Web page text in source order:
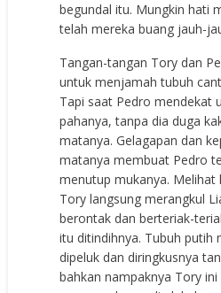
begundal itu. Mungkin hati
telah mereka buang jauh-
Tangan-tangan Tory dan
untuk menjamah tubuh
Tapi saat Pedro mendekat
pahanya, tanpa dia duga
matanya. Gelagapan dan
matanya membuat Pedro
menutup mukanya. Melihat
Tory langsung merangkul
berontak dan berteriak-
itu ditindihnya. Tubuh putih
dipeluk dan diringkusnya
bahkan nampaknya Tory